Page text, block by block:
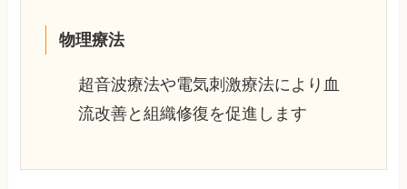
物理療法
超音波療法や電気刺激療法により血
流改善と組織修復を促進します